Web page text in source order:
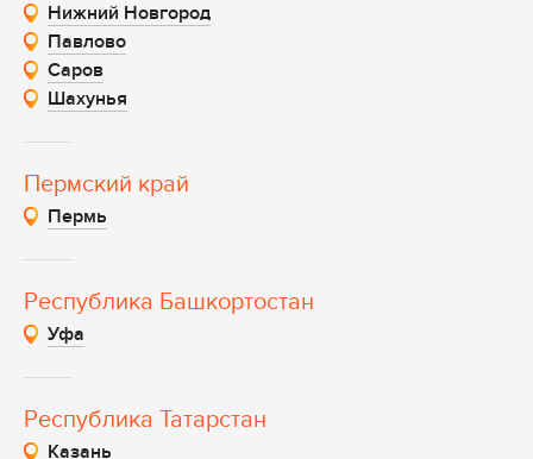
Нижний Новгород
Павлово
Саров
Шахунья
Пермский край
Пермь
Республика Башкортостан
Уфа
Республика Татарстан
Казань